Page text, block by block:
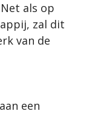
als op
zal dit
van de
een